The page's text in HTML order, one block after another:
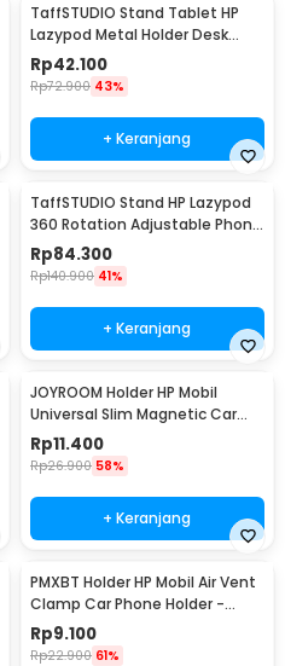
TaffSTUDIO Stand Tablet HP
Lazypod Metal Holder Desk
Clamp 6-8 Inch - D9
Rp42.100
Rp72.900 43%
+ Keranjang
TaffSTUDIO Stand HP Lazypod
360 Rotation Adjustable Phone
Holder - GH027
Rp84.300
Rp140.900 41%
+ Keranjang
JOYROOM Holder HP Mobil
Universal Slim Magnetic Car
Phone Holder - F6
Rp11.400
Rp26.900 58%
+ Keranjang
PMXBT Holder HP Mobil Air Vent
Clamp Car Phone Holder -
YC001
Rp9.100
Rp22.900 61%